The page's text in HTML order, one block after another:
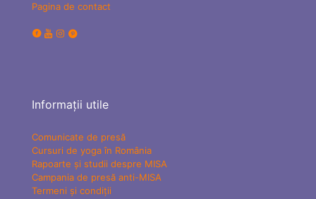
Pagina de contact
Informații utile
Comunicate de presă
Cursuri de yoga în România
Rapoarte și studii despre MISA
Campania de presă anti-MISA
Termeni și condiții